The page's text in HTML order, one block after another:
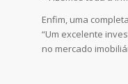
Enfim, uma
“Um excelente
no mercado